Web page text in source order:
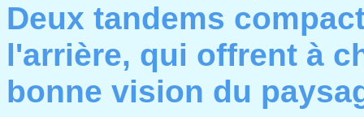
Deux tandems
l'arrière, qui offrent à
bonne vision du